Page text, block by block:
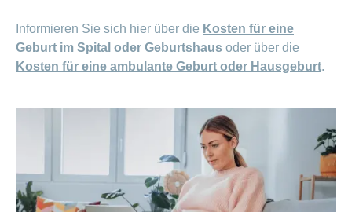
Informieren Sie sich hier über die Kosten für eine
Geburt im Spital oder Geburtshaus oder über die
Kosten für eine ambulante Geburt oder Hausgeburt.